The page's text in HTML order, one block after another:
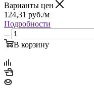
Варианты цен
124,31 руб./м
Подробности
В корзину